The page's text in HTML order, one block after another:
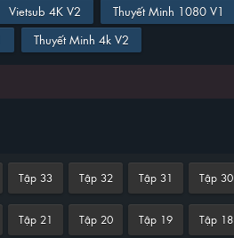
Vietsub 4K V2
Thuyết Minh 1080 V1
Thuyết Minh 4k V2
Tập 33 Tập 32 Tập 31 Tập 30
Tập 21 Tập 20 Tập 19 Tập 18